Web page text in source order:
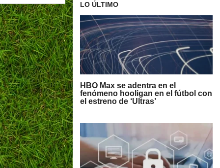
LO ÚLTIMO
HBO Max se adentra en el
fenómeno hooligan en el fútbol con
el estreno de ‘Ultras’